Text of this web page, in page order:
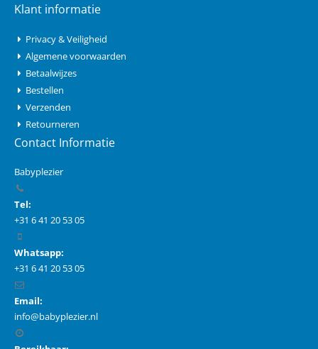
Klant informatie
Privacy & Veiligheid
Algemene voorwaarden
Betaalwijzes
Bestellen
Verzenden
Retourneren
Contact Informatie
Babyplezier
Tel:
+31 6 41 20 53 05
Whatsapp:
+31 6 41 20 53 05
Email:
info@babyplezier.nl